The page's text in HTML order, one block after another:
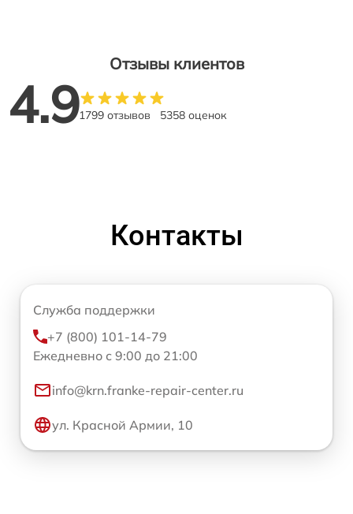
Отзывы клиентов
4.91799 отзывов 5358 оценок
Контакты
Служба поддержки
+7 (800) 101-14-79
Ежедневно с 9:00 до 21:00
info@krn.franke-repair-center.ru
ул. Красной Армии, 10